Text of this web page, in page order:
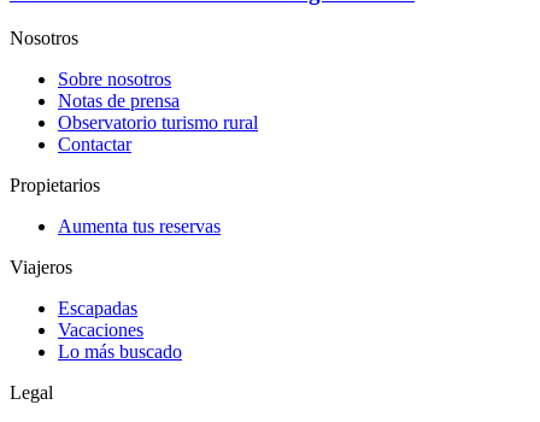
Nosotros
Sobre nosotros
Notas de prensa
Observatorio turismo rural
Contactar
Propietarios
Aumenta tus reservas
Viajeros
Escapadas
Vacaciones
Lo más buscado
Legal